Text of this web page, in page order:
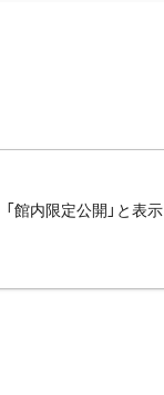
館内限定公開」と表示